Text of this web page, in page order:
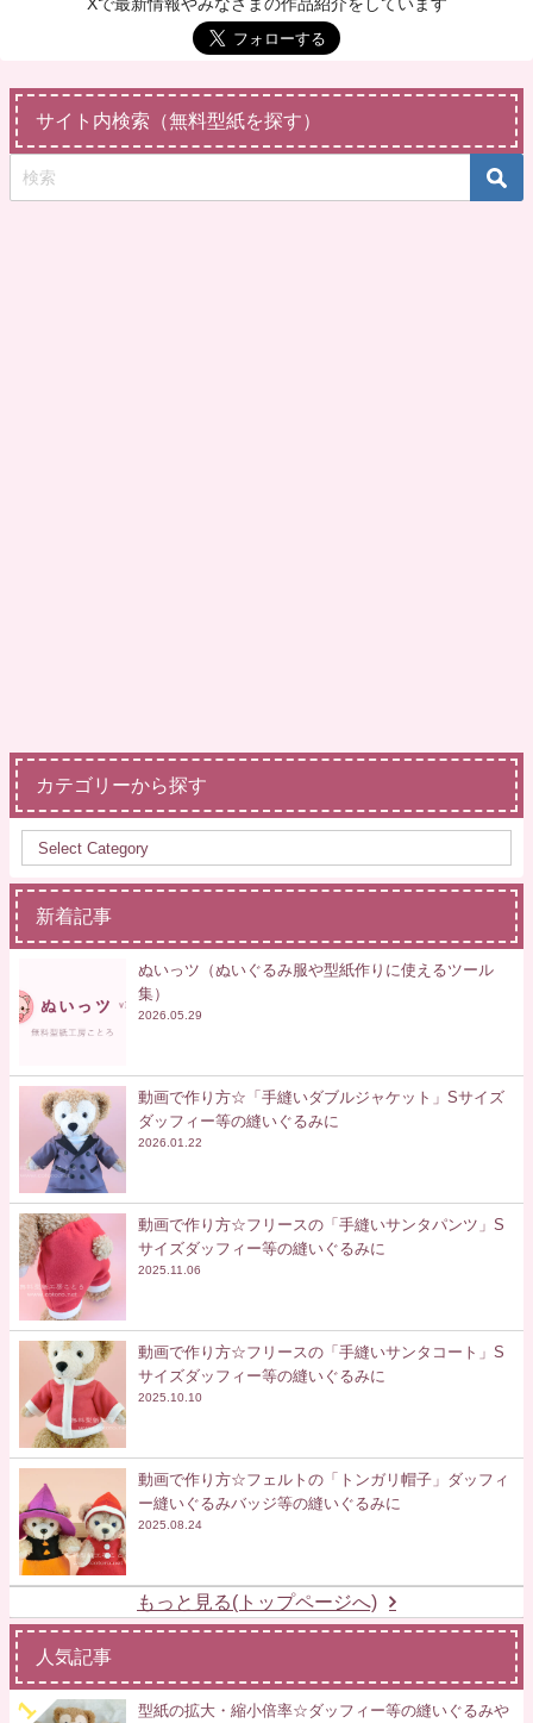
Xで最新情報やみなさまの作品紹介をしています
サイト内検索（無料型紙を探す）
カテゴリーから探す
新着記事
ぬいっツ（ぬいぐるみ服や型紙作りに使えるツール
集）
2026.05.29
動画で作り方☆「手縫いダブルジャケット」Sサイズ
ダッフィー等の縫いぐるみに
2026.01.22
動画で作り方☆フリースの「手縫いサンタパンツ」S
サイズダッフィー等の縫いぐるみに
2025.11.06
動画で作り方☆フリースの「手縫いサンタコート」S
サイズダッフィー等の縫いぐるみに
2025.10.10
動画で作り方☆フェルトの「トンガリ帽子」ダッフィ
ー縫いぐるみバッジ等の縫いぐるみに
2025.08.24
もっと見る(トップページへ)
人気記事
型紙の拡大・縮小倍率☆ダッフィー等の縫いぐるみや